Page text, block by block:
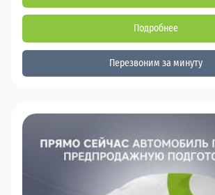
Подробнее
Перезвоним за минуту